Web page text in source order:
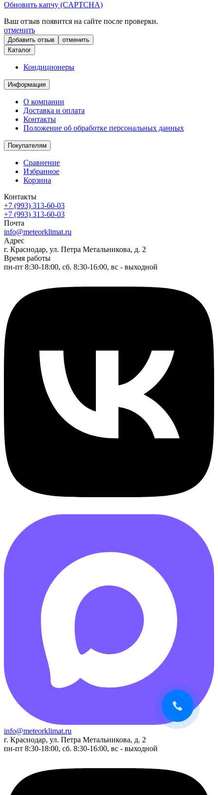
Обновить капчу (CAPTCHA)
Ваш отзыв появится на сайте после проверки.
отменить
отменить
Каталог
Кондиционеры
Информация
О компании
Доставка и оплата
Контакты
Положение об обработке персональных данных
Покупателям
Сравнение
Избранное
Корзина
Контакты
+7 (993) 313-60-03
+7 (993) 313-60-03
Почта
info@meteorklimat.ru
Адрес
г. Краснодар, ул. Петра Метальникова, д. 2
Время работы
пн-пт 8:30-18:00, сб. 8:30-16:00, вс - выходной
info@meteorklimat.ru
г. Краснодар, ул. Петра Метальникова, д. 2
пн-пт 8:30-18:00, сб. 8:30-16:00, вс - выходной